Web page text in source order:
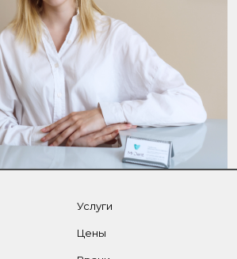
Услуги
Цены